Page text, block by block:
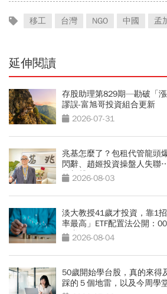
移工 台灣 NGO 中國 孟
延伸閱讀
存股助理第829期—勘破「
謬誤-富旭哥投資組合更新
2026-07-31
兆基怎麼了？包租代管龍頭
閃辭、趙姬投資操盤人失聯
最新聲明
2026-08-03
淡大教授41歲才投資，靠1
率最高」ETF配置法公開：
好賺」
2026-08-04
50歲開始學台股，真的來得
踩的５個地雷，以及今周學